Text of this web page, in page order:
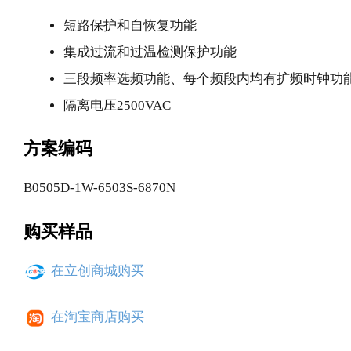
短路保护和自恢复功能
集成过流和过温检测保护功能
三段频率选频功能、每个频段内均有扩频时钟功
隔离电压2500VAC
方案编码
B0505D-1W-6503S-6870N
购买样品
在立创商城购买
在淘宝商店购买